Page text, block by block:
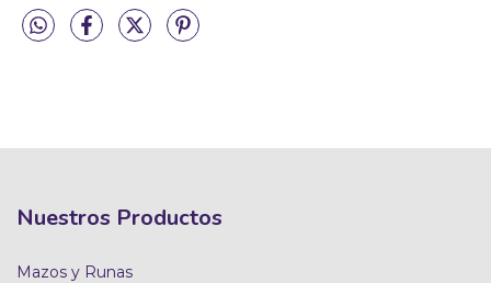
Nuestros Productos
Mazos y Runas